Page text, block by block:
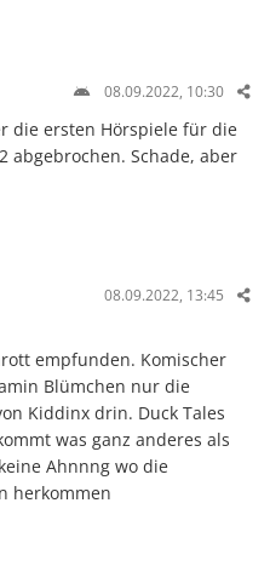
08.09.2022, 10:30
die ersten Hörspiele für die
abgebrochen. Schade, aber
08.09.2022, 13:45
empfunden. Komischer
Blümchen nur die
Kiddinx drin. Duck Tales
was ganz anderes als
Ahnnng wo die
herkommen